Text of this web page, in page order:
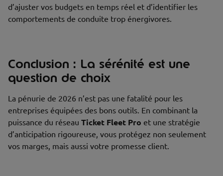
d’ajuster vos budgets en temps réel et d’identifier les
comportements de conduite trop énergivores.
Conclusion : La sérénité est une
question de choix
La pénurie de 2026 n’est pas une fatalité pour les
entreprises équipées des bons outils. En combinant la
puissance du réseau Ticket Fleet Pro et une stratégie
d’anticipation rigoureuse, vous protégez non seulement
vos marges, mais aussi votre promesse client.